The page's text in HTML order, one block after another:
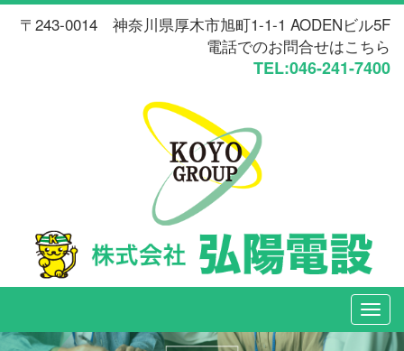
〒243-0014 神奈川県厚木市旭町1-1-1 AODENビル5F
電話でのお問合せはこちら
TEL:046-241-7400